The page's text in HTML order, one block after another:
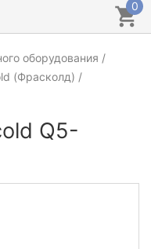
0
оборудования
(Фрасколд)
Q5-